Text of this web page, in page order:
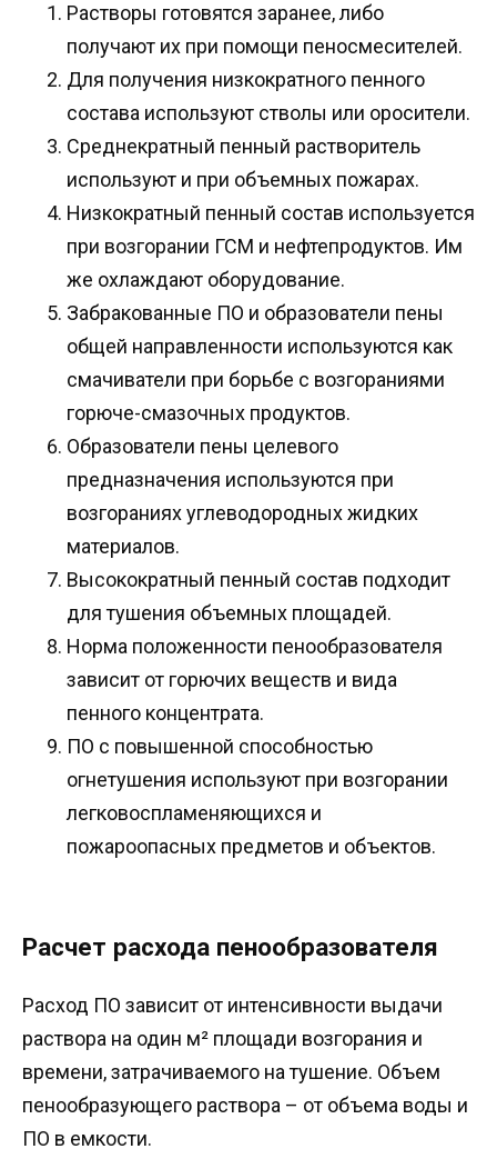
Растворы готовятся заранее, либо
получают их при помощи пеносмесителей.
Для получения низкократного пенного
состава используют стволы или оросители.
Среднекратный пенный растворитель
используют и при объемных пожарах.
Низкократный пенный состав используется
при возгорании ГСМ и нефтепродуктов. Им
же охлаждают оборудование.
Забракованные ПО и образователи пены
общей направленности используются как
смачиватели при борьбе с возгораниями
горюче-смазочных продуктов.
Образователи пены целевого
предназначения используются при
возгораниях углеводородных жидких
материалов.
Высокократный пенный состав подходит
для тушения объемных площадей.
Норма положенности пенообразователя
зависит от горючих веществ и вида
пенного концентрата.
ПО с повышенной способностью
огнетушения используют при возгорании
легковоспламеняющихся и
пожароопасных предметов и объектов.
Расчет расхода пенообразователя
Расход ПО зависит от интенсивности выдачи
раствора на один м² площади возгорания и
времени, затрачиваемого на тушение. Объем
пенообразующего раствора – от объема воды и
ПО в емкости.